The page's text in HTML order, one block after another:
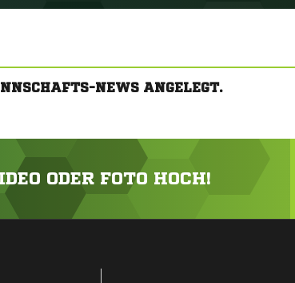
NEWS ANGELEGT.
ODER FOTO HOCH!